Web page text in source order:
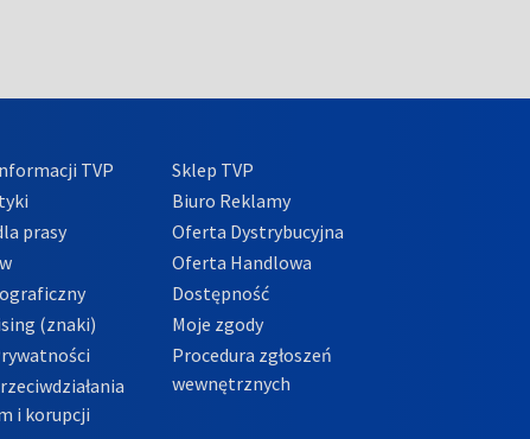
TVP
prasy
(znaki)
i korupcji
Sklep TVP
Biuro Reklamy
Oferta Dystrybucyjna
Oferta Handlowa
Dostępność
Moje zgody
Procedura zgłoszeń
wewnętrznych